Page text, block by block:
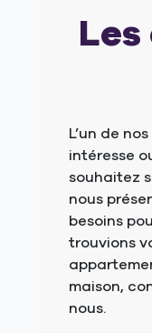
L’un de
intéresse
souhaitez
nous
besoins
trouvions
maison,
nous.